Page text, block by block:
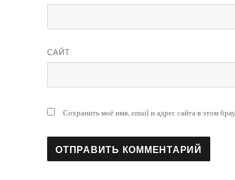
САЙТ
Сохранить моё имя, email и адрес сайта в этом